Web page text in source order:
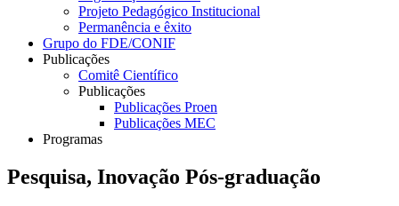
Projeto Pedagógico Institucional
Permanência e êxito
Grupo do FDE/CONIF
Publicações
Comitê Científico
Publicações
Publicações Proen
Publicações MEC
Programas
Pesquisa, Inovação Pós-graduação